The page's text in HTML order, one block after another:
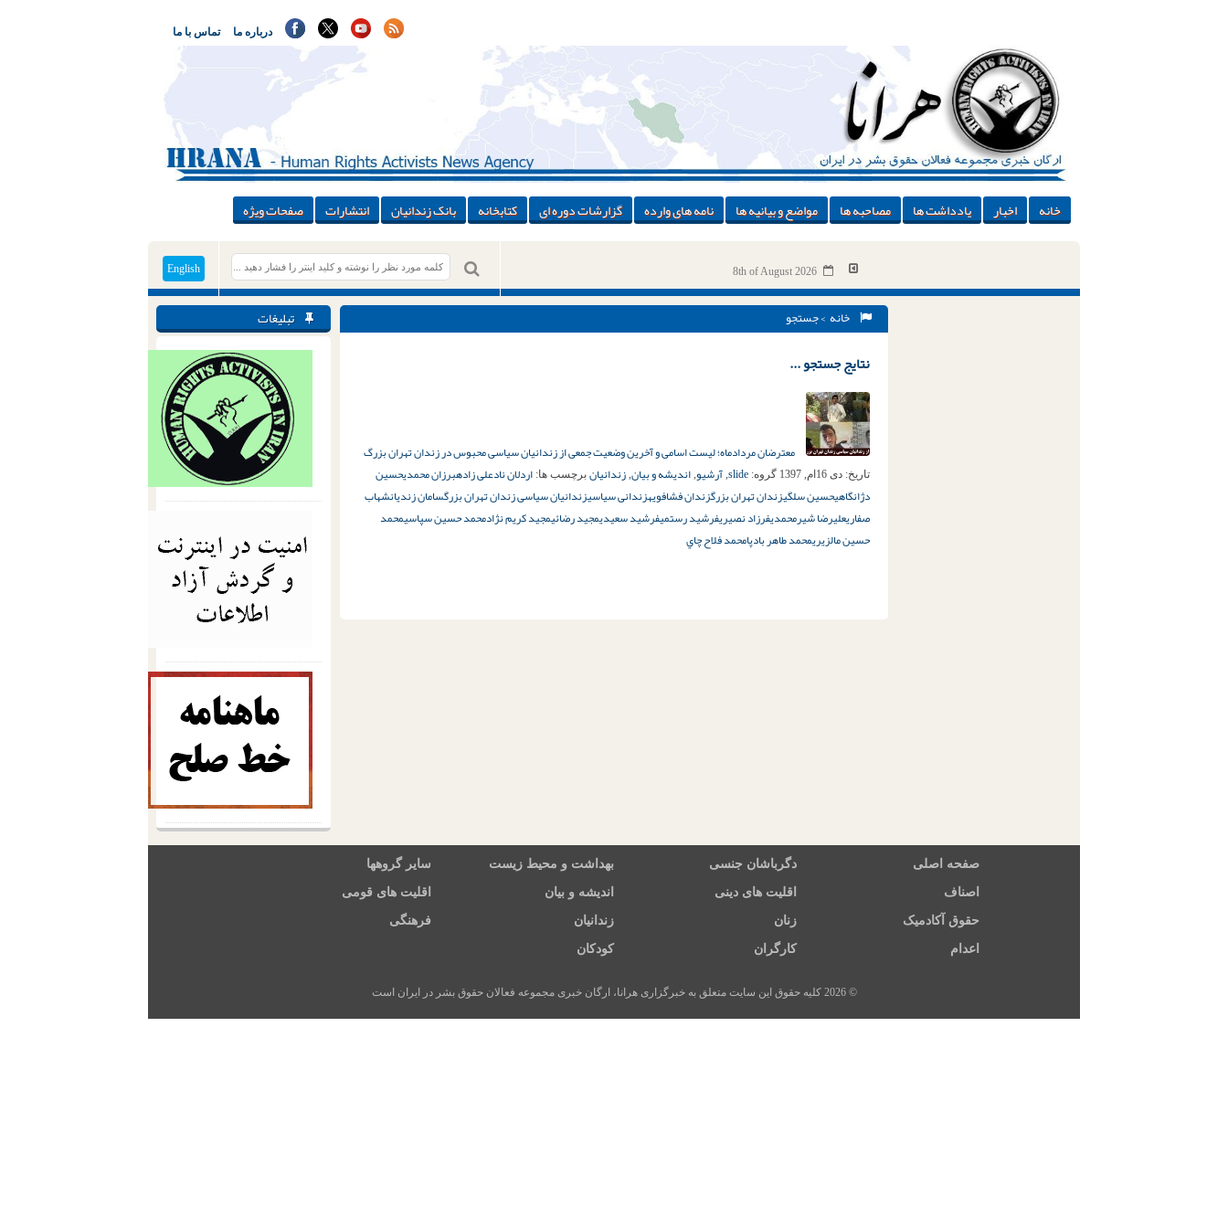
تماس با ما درباره ما
خانه اخبار یادداشت ها مصاحبه ها مواضع و بیانیه ها نامه های وارده گزارشات دوره ای کتابخانه بانک زندانیان انتشارات صفحات ویژه
English 8th of August 2026
تبلیغات خانه > جستجو
نتایج جستجو ...
معترضان مردادماه؛ لیست اسامی و آخرین وضعیت جمعی از زندانیان سیاسی محبوس در زندان تهران بزرگ
تاریخ: دی 16ام, 1397 گروه: slide
, آرشیو, اندیشه و بیان, زندانیان برچسب ها: اردلان نادعلی زادهبرزان محمديحسین
دژانگاهیحسین سلگیزندان تهران بزرگزندان فشافویهزندانی سیاسیزندانیان سیاسی زندان تهران بزرگسامان زندیانشهاب
صفاريعلیرضا شیرمحمدیفرزاد نصیريفرشید رستمیفرشید سعیديمجید رضائیمجید کریم نژادمحمد حسین سپاسیمحمد
حسین مالزیریمحمد طاهر بادپامحمد فلاح چاي
صفحه اصلی دگرباشان جنسی بهداشت و محیط زیست سایر گروهها
اصناف اقلیت های دینی اندیشه و بیان اقلیت های قومی
حقوق آکادمیک زنان زندانیان فرهنگی
اعدام کارگران کودکان
© 2026 کلیه حقوق این سایت متعلق به خبرگزاری هرانا، ارگان خبری مجموعه فعالان حقوق بشر در ایران است